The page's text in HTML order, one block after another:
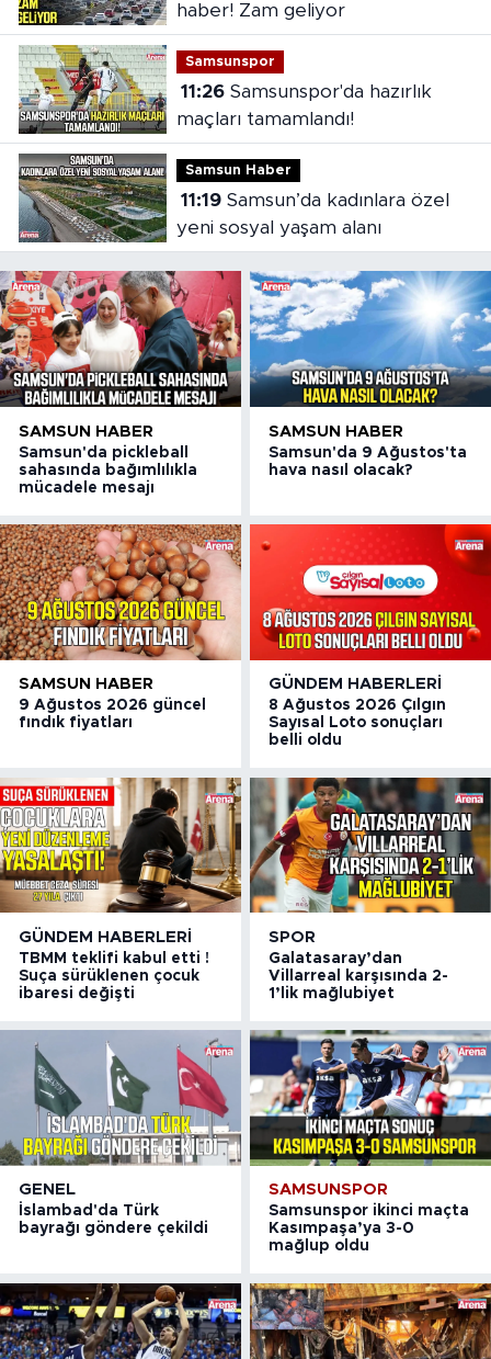
haber! Zam geliyor
Samsunspor
11:26Samsunspor'da hazırlık
maçları tamamlandı!
Samsun Haber
11:19Samsun’da kadınlara özel
yeni sosyal yaşam alanı
SAMSUN HABER
Samsun'da pickleball
sahasında bağımlılıkla
mücadele mesajı
SAMSUN HABER
Samsun'da 9 Ağustos'ta
hava nasıl olacak?
SAMSUN HABER
9 Ağustos 2026 güncel
fındık fiyatları
GÜNDEM HABERLERI
8 Ağustos 2026 Çılgın
Sayısal Loto sonuçları
belli oldu
GÜNDEM HABERLERI
TBMM teklifi kabul etti !
Suça sürüklenen çocuk
ibaresi değişti
SPOR
Galatasaray’dan
Villarreal karşısında 2-
1’lik mağlubiyet
GENEL
İslambad'da Türk
bayrağı göndere çekildi
SAMSUNSPOR
Samsunspor ikinci maçta
Kasımpaşa’ya 3-0
mağlup oldu